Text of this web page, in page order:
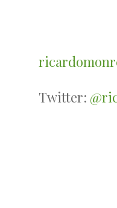
Twitter: